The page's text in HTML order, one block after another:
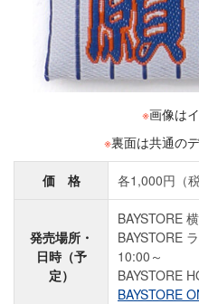
※画像は
※裏面は共通の
価 格 各1,000円（税
発売場所・
日時（予
定）
BAYSTORE
BAYSTORE
10:00～
BAYSTORE
BAYSTORE